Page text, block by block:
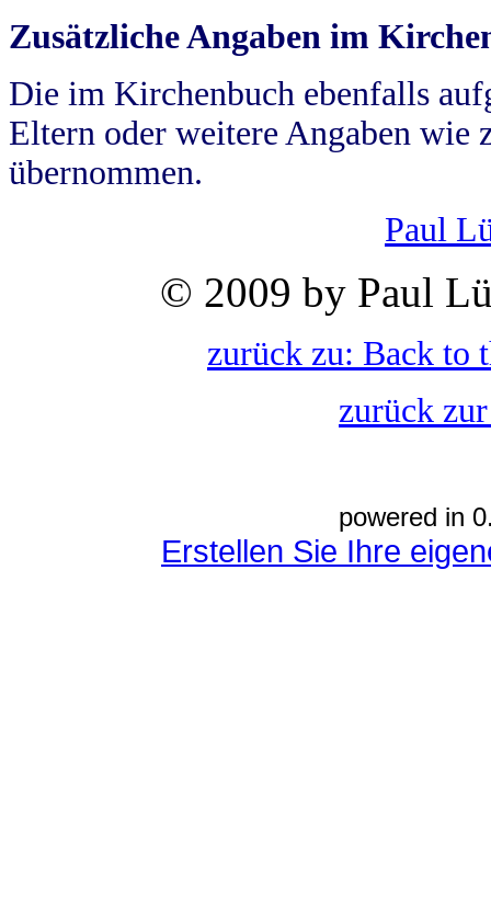
Zusätzliche Angaben im
Die im Kirchenbuch ebenfalls
Eltern oder weitere Angaben wie
übernommen.
Paul
© 2009 by Paul
zurück zu: Back to
zurück
powered in
Erstellen Sie Ihre